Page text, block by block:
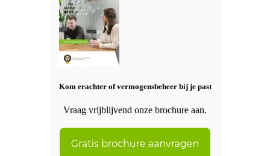
Kom erachter of vermogensbeheer bij je past
Vraag vrijblijvend onze brochure aan.